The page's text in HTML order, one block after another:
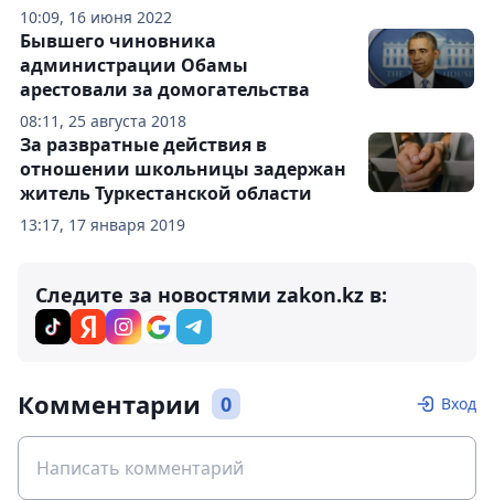
10:09, 16 июня 2022
08:11, 25 августа 2018
Бывшего чиновника
администрации Обамы
арестовали за домогательства
13:17, 17 января 2019
За развратные действия в
отношении школьницы задержан
житель Туркестанской области
Следите за новостями zakon.kz в:
Комментарии 0 Вход